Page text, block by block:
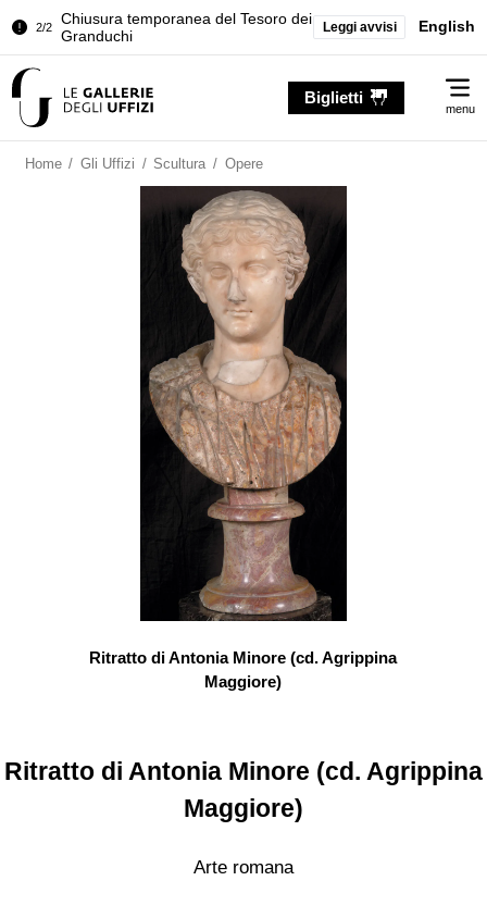
2/2
Chiusura temporanea del Tesoro dei
Granduchi
della Sala dell'Iliade
Granduchi
Leggi avvisi English
Biglietti
menu
Home / Gli Uffizi / Scultura / Opere
Ritratto di Antonia Minore (cd. Agrippina
Maggiore)
Ritratto di Antonia Minore (cd. Agrippina
Maggiore)
Arte romana